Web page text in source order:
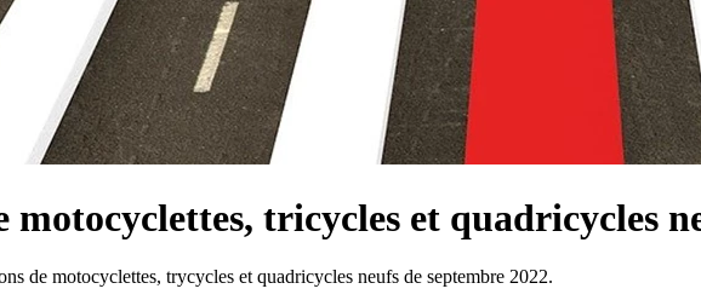
tricycles et quadricycles
de motocyclettes, trycycles et quadricycles neufs de septembre 2022.